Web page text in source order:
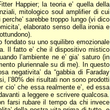
Happier; la teoria e’ quella della
mitologico soul amplifier di cui
sarebbe troppo lungo (vi dico
elaborato senso della ironia e
fondato su uno squilibro emozionale
Il fatto e’ che il dispositivo mistico
l’ambiente ne e’ gia’ saturo (in
pluriennale su di me). In questo
negativita’ da “gabbia di Faraday
l’80% dei risultati non sono prodotti
che essa realmente e’, ed essa
a leggere e scrivere qualcosa.
farsi rubare il tempo da chi invece